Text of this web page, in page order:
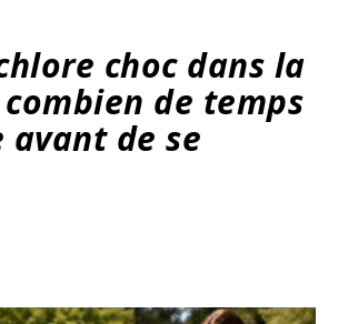
choc dans la
de temps
de se